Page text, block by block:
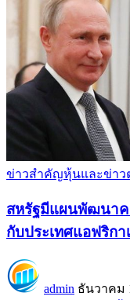
ข่าวสำคัญหุ้นและข่าว
สหรัฐมีแผนพัฒนาค
กับประเทศแอฟริก
admin ธันวาคม